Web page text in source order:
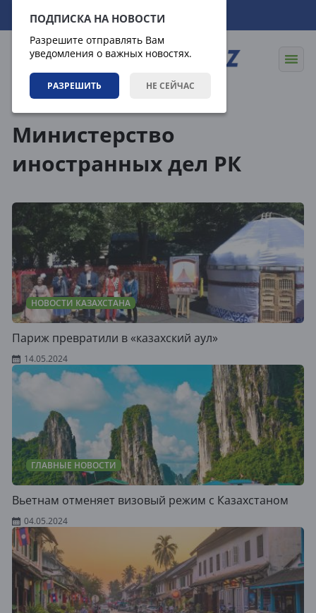
ПОДПИСКА НА НОВОСТИ
Разрешите отправлять Вам
уведомления о важных новостях.
РАЗРЕШИТЬ НЕ СЕЙЧАС
09.08.2026 07:32:19
Министерство
иностранных дел РК
НОВОСТИ КАЗАХСТАНА
Париж превратили в «казахский аул»
14.05.2024
ГЛАВНЫЕ НОВОСТИ
Вьетнам отменяет визовый режим с Казахстаном
04.05.2024